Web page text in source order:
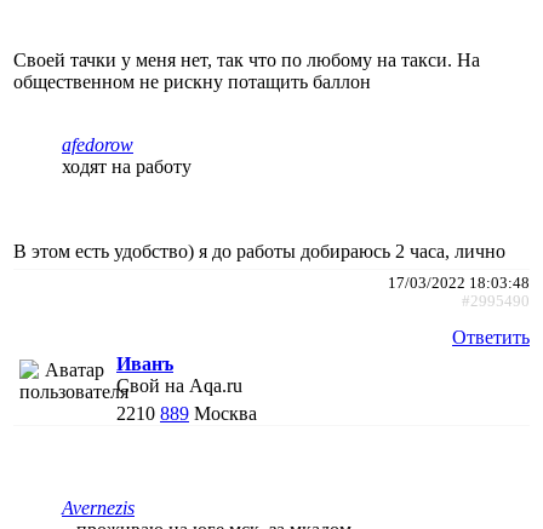
Своей тачки у меня нет, так что по любому на такси. На
общественном не рискну потащить баллон
afedorow
ходят на работу
В этом есть удобство) я до работы добираюсь 2 часа, лично
17/03/2022 18:03:48
#2995490
Ответить
Иванъ
Свой на Aqa.ru
2210 889 Москва
Avernezis